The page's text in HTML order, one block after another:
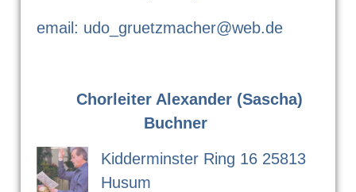
email: udo_gruetzmacher@web.de
Chorleiter Alexander (Sascha)
Buchner
Kidderminster Ring 16 25813
Husum